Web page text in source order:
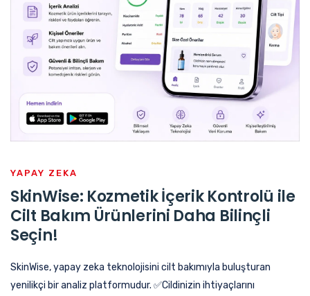
YAPAY ZEKA
SkinWise: Kozmetik İçerik Kontrolü ile
Cilt Bakım Ürünlerini Daha Bilinçli
Seçin!
SkinWise, yapay zeka teknolojisini cilt bakımıyla buluşturan
yenilikçi bir analiz platformudur. ✅Cildinizin ihtiyaçlarını